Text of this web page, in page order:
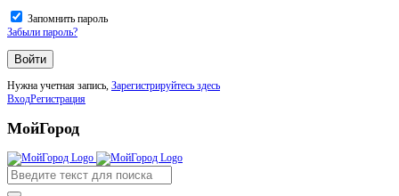
Запомнить пароль
Забыли пароль?
Нужна учетная запись, Зарегистрируйтесь здесь
ВходРегистрация
МойГород